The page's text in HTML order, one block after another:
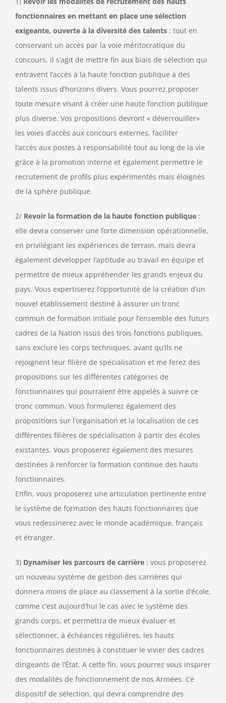
fonctionnaires en mettant en place une sélection
exigeante, ouverte à la diversité des talents : tout en
conservant un accès par la voie méritocratique du
concours, il s’agit de mettre fin aux biais de sélection qui
entravent l’accès à la haute fonction publique à des
talents issus d’horizons divers. Vous pourrez proposer
toute mesure visant à créer une haute fonction publique
plus diverse. Vos propositions devront « déverrouiller»
les voies d’accès aux concours externes, faciliter
l’accès aux postes à responsabilité tout au long de la vie
grâce à la promotion interne et également permettre le
recrutement de profils plus expérimentés mais éloignés
de la sphère publique.
2/ Revoir la formation de la haute fonction publique :
elle devra conserver une forte dimension opérationnelle,
en privilégiant les expériences de terrain, mais devra
également développer l’aptitude au travail en équipe et
permettre de mieux appréhender les grands enjeux du
pays. Vous expertiserez l’opportunité de la création d’un
nouvel établissement destiné à assurer un tronc
commun de formation initiale pour l’ensemble des futurs
cadres de la Nation issus des trois fonctions publiques,
sans exclure les corps techniques, avant qu’ils ne
rejoignent leur filière de spécialisation et me ferez des
propositions sur les différentes catégories de
fonctionnaires qui pourraient être appelés à suivre ce
tronc commun. Vous formulerez également des
propositions sur l’organisation et la localisation de ces
différentes filières de spécialisation à partir des écoles
existantes. Vous proposerez également des mesures
destinées à renforcer la formation continue des hauts
fonctionnaires.
Enfin, vous proposerez une articulation pertinente entre
le système de formation des hauts fonctionnaires que
vous redessinerez avec le monde académique, français
et étranger.
3) Dynamiser les parcours de carrière : vous proposerez
un nouveau système de gestion des carrières qui
donnera moins de place au classement à la sortie d’école,
comme c’est aujourd’hui le cas avec le système des
grands corps, et permettra de mieux évaluer et
sélectionner, à échéances régulières, les hauts
fonctionnaires destinés à constituer le vivier des cadres
dirigeants de l’État. A cette fin, vous pourrez vous inspirer
des modalités de fonctionnement de nos Armées. Ce
dispositif de sélection, qui devra comprendre des